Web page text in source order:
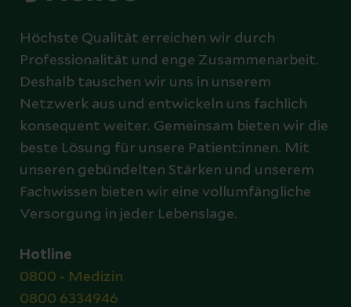
Höchste Qualität erreichen wir durch
Professionalität und enge Zusammenarbeit.
Deshalb tauschen wir uns in unserem
Netzwerk aus und entwickeln uns fachlich
konsequent weiter. Gemeinsam bieten wir die
beste Lösung für unsere Patient:innen. Mit
unseren gebündelten Stärken und unserem
Fachwissen bieten wir eine vollumfängliche
Versorgung in jeder Lebenslage.
Hotline
0800 - Medizin
0800 6334946